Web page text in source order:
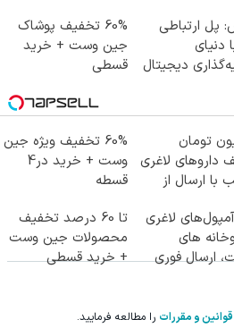
پل ارتباطی
دنیای
دیجیتال
60% تخفیف پوشاک
جین وست + خرید
قسطی
تومان
داروهای لاغری
با ارسال از
60% تخفیف ویژه جین
وست + خرید در4
قسطه
لاغری
های
ارسال فوری
تا 60 درصد تخفیف
محصولات جین وست
+ خرید قسطی
قوانین و مقررات را مطالعه فرمایید.